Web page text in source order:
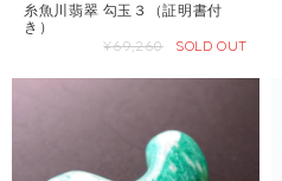
糸魚川翡翠 勾玉３（証明書付
き）
¥69,260
SOLD OUT